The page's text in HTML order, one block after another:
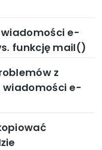
e-
funkcję mail()
z
e-